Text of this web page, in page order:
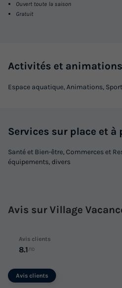
Ouvert toute la saison
Gratuit
Activités et
Espace aquatique, Animations,
Services sur place et
Santé et Bien-être, Commerces et
équipements, divers
Avis sur Village
Avis clients
8.1 /10
Avis clients